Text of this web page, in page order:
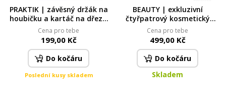
PRAKTIK | závěsný držák na
houbičku a kartáč na dřez s
přísavkami
Cena pro tebe
199,00 Kč
Do kočáru
Poslední kusy skladem
BEAUTY | exkluzivní
čtyřpatrový kosmetický
organizér | 3 zásuvky + 16
přihrádek | čirý plast
Cena pro tebe
499,00 Kč
Do kočáru
Skladem